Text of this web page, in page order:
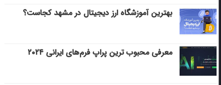
بهترین آموزشگاه ارز دیجیتال در مشهد کجاست؟
معرفی محبوب ترین پراپ فرم‌های ایرانی ۲۰۲۴